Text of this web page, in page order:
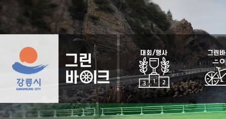
대회/행사 그린